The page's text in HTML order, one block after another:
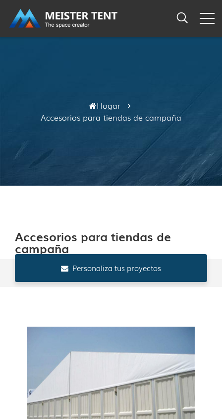
Hogar
Accesorios para tiendas de campaña
Accesorios para tiendas de
campaña
Personaliza tus proyectos